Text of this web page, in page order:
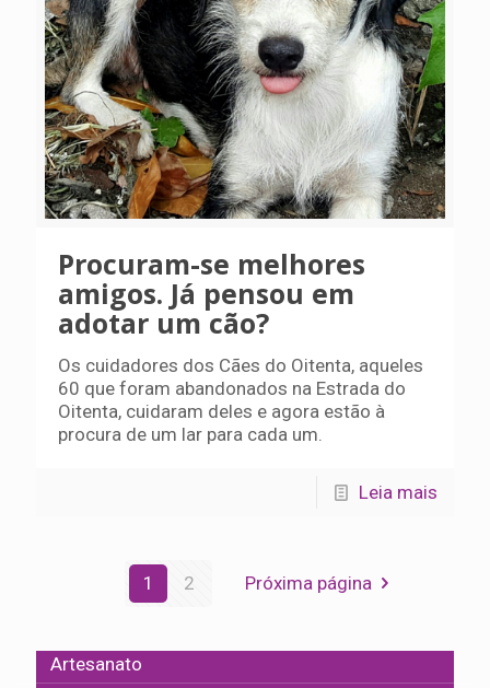
Procuram-se melhores
amigos. Já pensou em
adotar um cão?
Os cuidadores dos Cães do Oitenta, aqueles
60 que foram abandonados na Estrada do
Oitenta, cuidaram deles e agora estão à
procura de um lar para cada um.
Leia mais
1 2 Próxima página
Artesanato